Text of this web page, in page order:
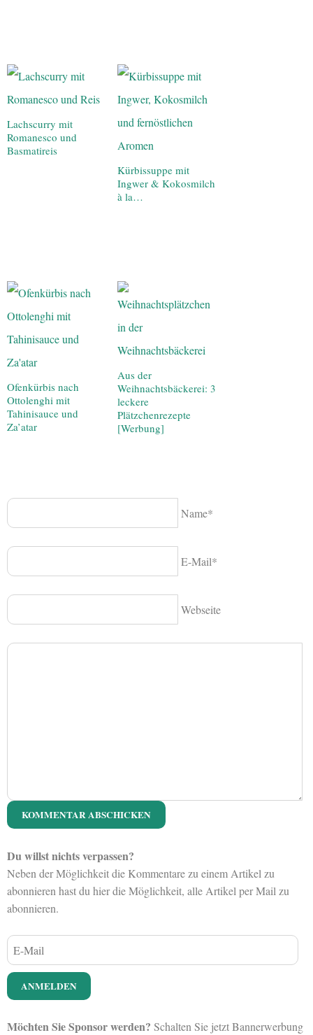
Lachscurry mit
Romanesco und
Basmatireis
Kürbissuppe mit
Ingwer & Kokosmilch
à la…
Ofenkürbis nach
Ottolenghi mit
Tahinisauce und
Za’atar
Aus der
Weihnachtsbäckerei: 3
leckere
Plätzchenrezepte
[Werbung]
Name*
E-Mail*
Webseite
Du willst nichts verpassen?
Neben der Möglichkeit die Kommentare zu einem Artikel zu
abonnieren hast du hier die Möglichkeit, alle Artikel per Mail zu
abonnieren.
Möchten Sie Sponsor werden? Schalten Sie jetzt Bannerwerbung